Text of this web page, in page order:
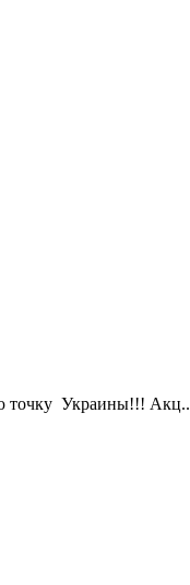
точку Украины!!! Акц..